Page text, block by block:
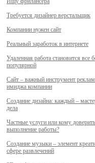
Требуется дизайнер верстальщик
Компании нужен сайт
Реальный заработок в интернете
Удаленная работа становится все
популярной
Сайт – важный инструмент
имиджа компании
Создание дизайна: каждый –
дела
Частные услуги или кому доверить
выполнение работы?
Создание музыки – элемент
сфере развлечений